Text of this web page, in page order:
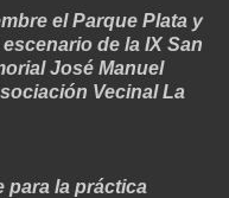
el Parque Plata y
de la IX San
José Manuel
Vecinal La
para la práctica